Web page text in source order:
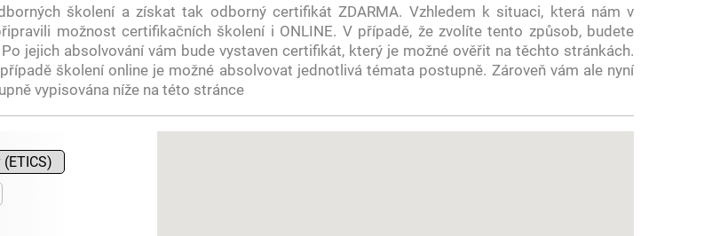
školení a získat tak odborný certifikát ZDARMA. Vzhledem k situaci, která nám v
možnost certifikačních školení i ONLINE. V případě, že zvolíte tento způsob, budete
jejich absolvování vám bude vystaven certifikát, který je možné ověřit na těchto stránkách.
školení online je možné absolvovat jednotlivá témata postupně. Zároveň vám ale nyní
vypisována níže na této stránce